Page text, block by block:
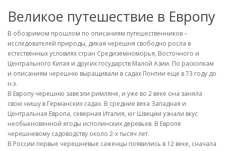
Великое путешествие в Европу
В обозримом прошлом по описаниям путешественников –
исследователей природы, дикая черешня свободно росла в
естественных условиях стран Средиземноморья, Восточного и
Центрального Китая и других государств Малой Азии. По раскопкам
и описаниям черешню выращивали в садах Понтии еще в 73 году до
н.э.
В Европу черешню завезли римляне, и уже во 2 веке она заняла
свою нишу в Германских садах. В средние века Западная и
Центральная Европа, северная Италия, юг Швеции узнали вкус
необыкновенной ягоды исполинских деревьев. В Европе
черешневому садоводству около 2-х тысяч лет.
В России первые черешневые саженцы появились в 12 веке, сначала